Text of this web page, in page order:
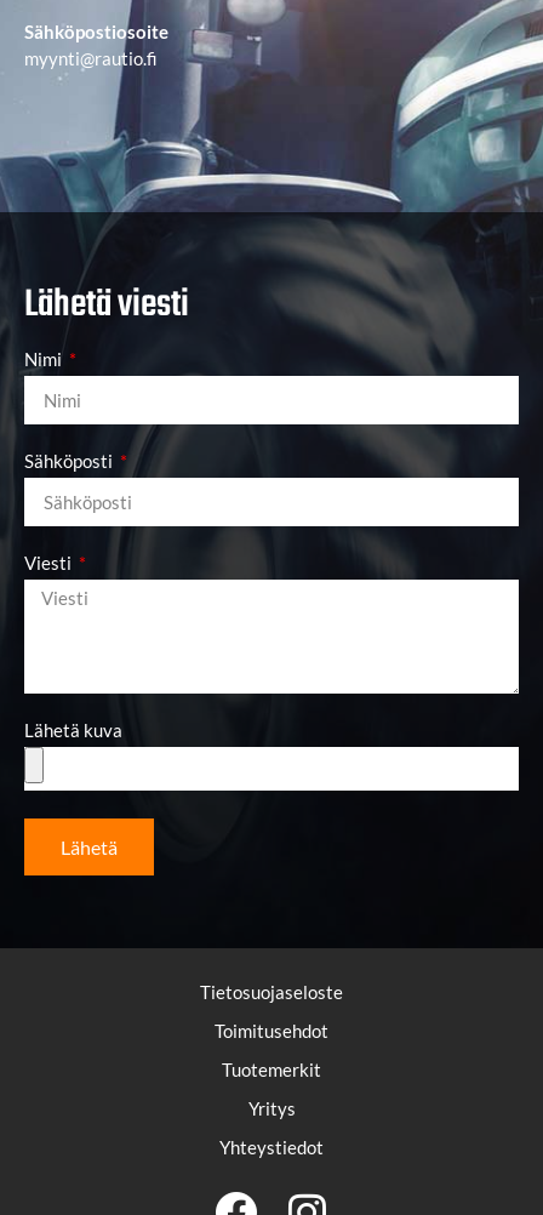
Sähköpostiosoite
myynti@rautio.fi
Lähetä viesti
Nimi
Sähköposti
Viesti
Lähetä kuva
Lähetä
Tietosuojaseloste
Toimitusehdot
Tuotemerkit
Yritys
Yhteystiedot